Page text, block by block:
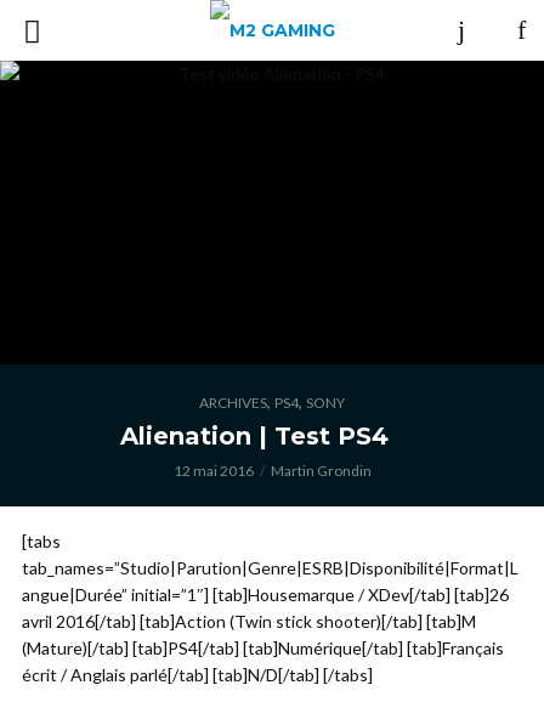
ARCHIVES, PS4, SONY
Alienation | Test PS4
12 mai 2016 Martin Grondin
[tabs
tab_names=”Studio|Parution|Genre|ESRB|Disponibilité|Format|L
angue|Durée” initial=”1″] [tab]Housemarque / XDev[/tab] [tab]26
avril 2016[/tab] [tab]Action (Twin stick shooter)[/tab] [tab]M
(Mature)[/tab] [tab]PS4[/tab] [tab]Numérique[/tab] [tab]Français
écrit / Anglais parlé[/tab] [tab]N/D[/tab] [/tabs]